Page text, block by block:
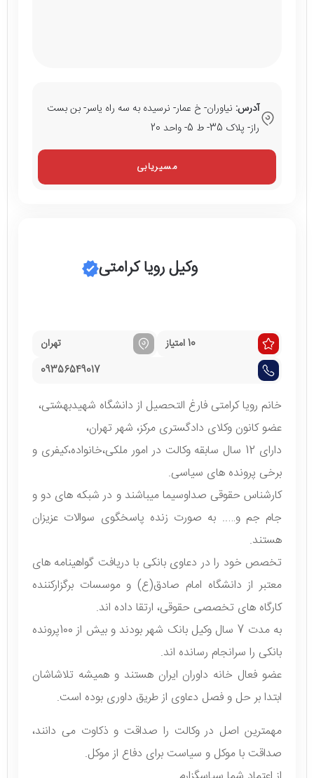
آدرس:نیاوران- خ عمار- نرسیده به سه راه یاسر- بن بست
وکیل رویا کرامتی
خانم رویا کرامتی فارغ التحصیل از دانشگاه شهیدبهشتی،
عضو کانون وکلای دادگستری مرکز، شهر تهران،
دارای 12 سال سابقه وکالت در امور ملکی،خانواده،کیفری و
برخی پرونده های سیاسی.
کارشناس حقوقی صداوسیما میباشند و در شبکه های دو و
جام جم و….. به صورت زنده پاسخگوی سوالات عزیزان
تخصص خود را در دعاوی بانکی با دریافت گواهینامه های
معتبر از دانشگاه امام صادق(ع) و موسسات برگزارکننده
کارگاه های تخصصی حقوقی، ارتقا داده اند.
به مدت 7 سال وکیل بانک شهر بودند و بیش از 100پرونده
بانکی را سرانجام رسانده اند.
عضو فعال خانه داوران ایران هستند و همیشه تلاشاشان
ابتدا بر حل و فصل دعاوی از طریق داوری بوده است.
مهمترین اصل در وکالت را صداقت و ذکاوت می دانند،
صداقت با موکل و سیاست برای دفاع از موکل.